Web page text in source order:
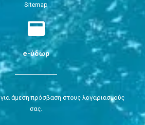
Sitemap
e-ύδωρ
για άμεση πρόσβαση στους λογαριασμούς
σας.